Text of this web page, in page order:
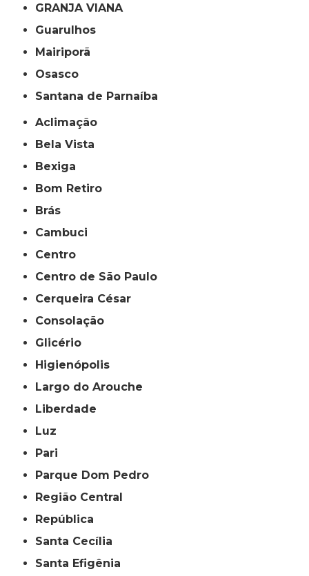
GRANJA VIANA
Guarulhos
Mairiporã
Osasco
Santana de Parnaíba
Aclimação
Bela Vista
Bexiga
Bom Retiro
Brás
Cambuci
Centro
Centro de São Paulo
Cerqueira César
Consolação
Glicério
Higienópolis
Largo do Arouche
Liberdade
Luz
Pari
Parque Dom Pedro
Região Central
República
Santa Cecília
Santa Efigênia